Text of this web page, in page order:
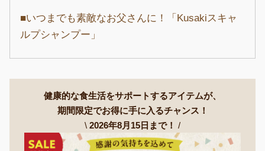
■いつまでも素敵なお父さんに！「Kusakiスキャ
ルプシャンプー」
健康的な食生活をサポートするアイテムが、
期間限定でお得に手に入るチャンス！
\ 2026年8月15日まで！ /